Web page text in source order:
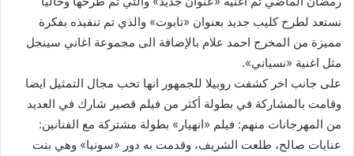
نستعد لطرح كليب جديد بعنوان «تابوت» والذي تم تنفيذه بفكرة
مميزة من المخرج احمد علام بالإضافة الى مجموعة اغاني سينجل
مثل اغنية «نسياني».
على جانب اخر كشفت روبيلا للجمهور انها تحب مجال التمثيل ايضا
وقامت بالمشاركة في بطولة أكثر من فيلم قصير شارك في العديد
من المهرجانات منهم: فيلم «انهيار» بطولة مشتركة مع الفنانين:
عنايات صالح، طلعت الشريف، وقدمت به دور «سونيا» وهي بنت